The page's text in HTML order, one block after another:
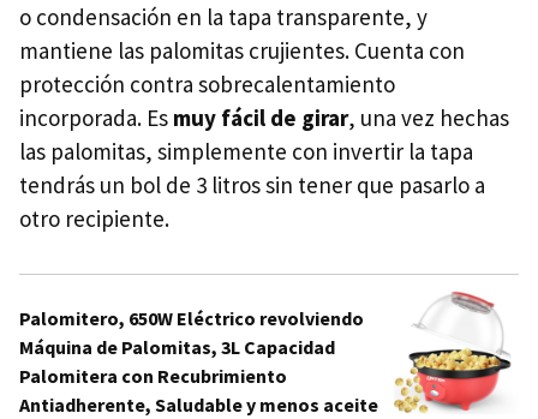
o condensación en la tapa transparente, y
mantiene las palomitas crujientes. Cuenta con
protección contra sobrecalentamiento
incorporada. Es muy fácil de girar, una vez hechas
las palomitas, simplemente con invertir la tapa
tendrás un bol de 3 litros sin tener que pasarlo a
otro recipiente.
Palomitero, 650W Eléctrico revolviendo
Máquina de Palomitas, 3L Capacidad
Palomitera con Recubrimiento
Antiadherente, Saludable y menos aceite